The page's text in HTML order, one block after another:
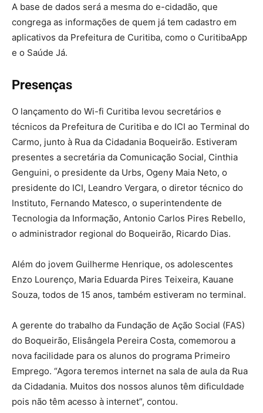
A base de dados será a mesma do e-cidadão, que
congrega as informações de quem já tem cadastro em
aplicativos da Prefeitura de Curitiba, como o CuritibaApp
e o Saúde Já.
Presenças
O lançamento do Wi-fi Curitiba levou secretários e
técnicos da Prefeitura de Curitiba e do ICI ao Terminal do
Carmo, junto à Rua da Cidadania Boqueirão. Estiveram
presentes a secretária da Comunicação Social, Cinthia
Genguini, o presidente da Urbs, Ogeny Maia Neto, o
presidente do ICI, Leandro Vergara, o diretor técnico do
Instituto, Fernando Matesco, o superintendente de
Tecnologia da Informação, Antonio Carlos Pires Rebello,
o administrador regional do Boqueirão, Ricardo Dias.
Além do jovem Guilherme Henrique, os adolescentes
Enzo Lourenço, Maria Eduarda Pires Teixeira, Kauane
Souza, todos de 15 anos, também estiveram no terminal.
A gerente do trabalho da Fundação de Ação Social (FAS)
do Boqueirão, Elisângela Pereira Costa, comemorou a
nova facilidade para os alunos do programa Primeiro
Emprego. “Agora teremos internet na sala de aula da Rua
da Cidadania. Muitos dos nossos alunos têm dificuldade
pois não têm acesso à internet”, contou.